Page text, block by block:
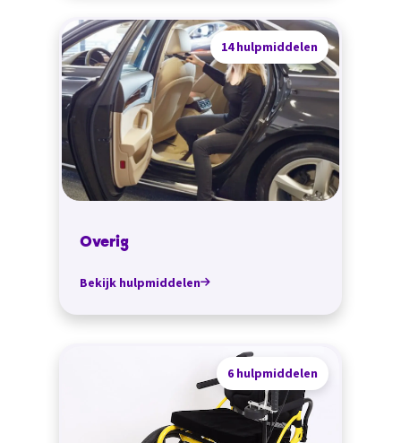
14 hulpmiddelen
Overig
Bekijk hulpmiddelen
6 hulpmiddelen